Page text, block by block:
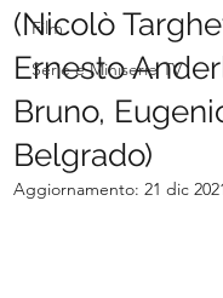
Film
Serie e Miniserie TV
(Nicolò
Ernesto
Bruno,
Belgrado)
Aggiornamento: 21 dic